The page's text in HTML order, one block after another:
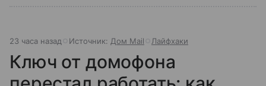
23 часа назад Источник: Дом Mail Лайфхаки
Ключ от домофона